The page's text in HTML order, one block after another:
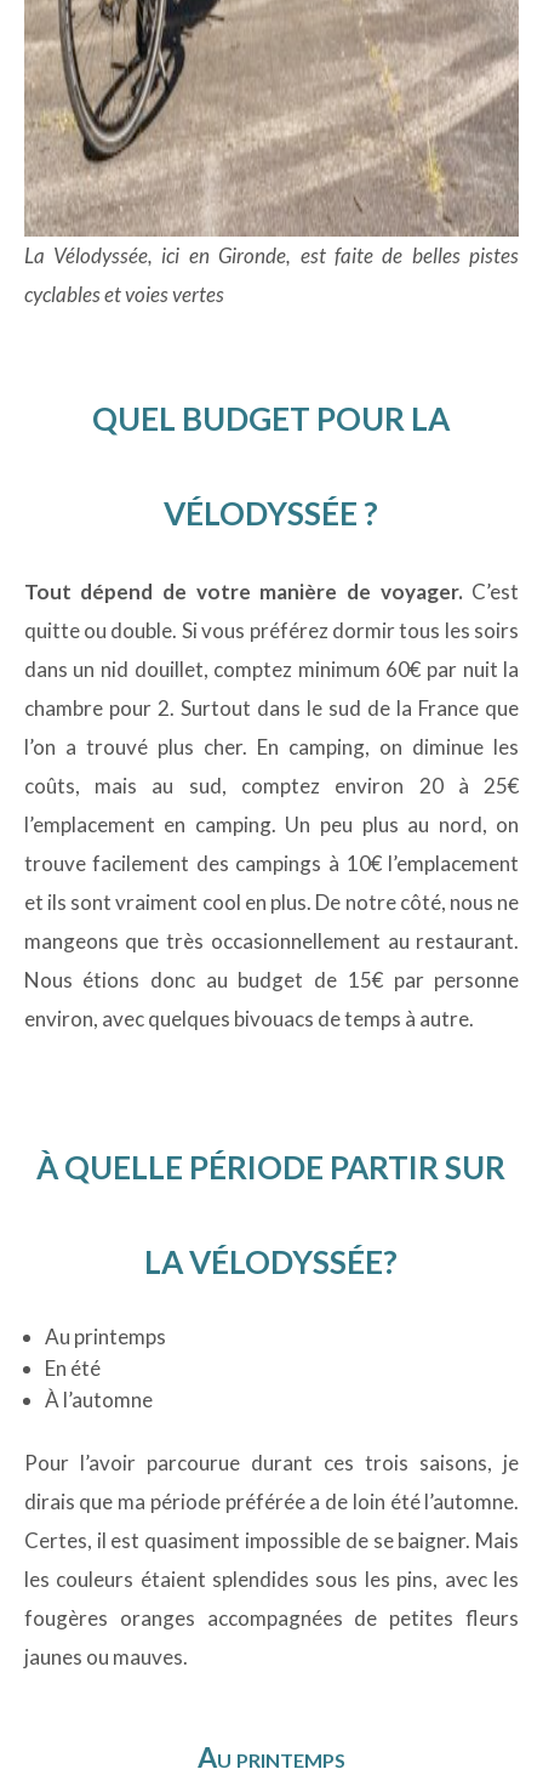
La Vélodyssée, ici en Gironde, est faite de belles pistes
cyclables et voies vertes
QUEL BUDGET POUR LA
VÉLODYSSÉE ?
Tout dépend de votre manière de voyager. C’est
quitte ou double. Si vous préférez dormir tous les soirs
dans un nid douillet, comptez minimum 60€ par nuit la
chambre pour 2. Surtout dans le sud de la France que
l’on a trouvé plus cher. En camping, on diminue les
coûts, mais au sud, comptez environ 20 à 25€
l’emplacement en camping. Un peu plus au nord, on
trouve facilement des campings à 10€ l’emplacement
et ils sont vraiment cool en plus. De notre côté, nous ne
mangeons que très occasionnellement au restaurant.
Nous étions donc au budget de 15€ par personne
environ, avec quelques bivouacs de temps à autre.
À QUELLE PÉRIODE PARTIR SUR
LA VÉLODYSSÉE?
Au printemps
En été
À l’automne
Pour l’avoir parcourue durant ces trois saisons, je
dirais que ma période préférée a de loin été l’automne.
Certes, il est quasiment impossible de se baigner. Mais
les couleurs étaient splendides sous les pins, avec les
fougères oranges accompagnées de petites fleurs
jaunes ou mauves.
Au printemps